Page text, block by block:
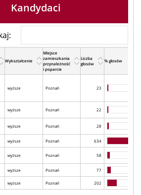
Kandydaci
Wykształcenie
Miejsce
zamieszkania
przynależność
i poparcie
Liczba
głosów
% głosów
wyższe Poznań 23
wyższe Poznań 22
wyższe Poznań 28
wyższe Poznań 634
wyższe Poznań 58
wyższe Poznań 77
wyższe Poznań 202